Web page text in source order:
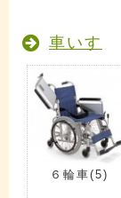
車いす
６輪車(5)